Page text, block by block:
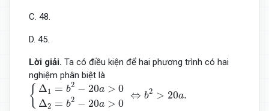
C. 48.
D. 45.
Lời giải. Ta có điều kiện để hai phương trình có hai
nghiệm phân biệt là
{ Δ1 = b2 − 20a > 0
Δ2 = b2 − 20a > 0
⇔ b2 > 20a.
{Δ1=b 2−20a>0Δ b